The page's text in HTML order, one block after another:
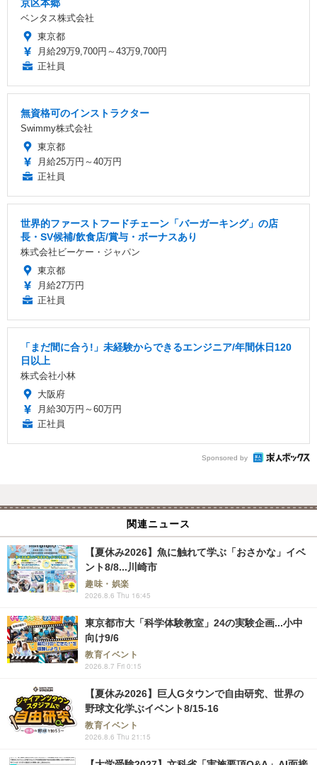
京区本郷
ベンタス株式会社
東京都
月給29万9,700円～43万9,700円
正社員
無資格可のインストラクター
Swimmy株式会社
東京都
月給25万円～40万円
正社員
世界的ファーストフードチェーン「バーガーキング」の店
長・SV候補/飲食店/賞与・ボーナスあり
株式会社ビーケー・ジャパン
東京都
月給27万円
正社員
「まだ間に合う!」未経験からできるエンジニア/年間休日120
日以上
株式会社小林
大阪府
月給30万円～60万円
正社員
Sponsored by
関連ニュース
【夏休み2026】魚に触れて学ぶ「おさかな」イベ
ント8/8...川崎市
趣味・娯楽
2026.8.6 Thu 16:45
東京都市大「科学体験教室」24の実験企画...小中
向け9/6
教育イベント
2026.8.7 Fri 0:15
【夏休み2026】巨人Gタウンで自由研究、世界の
野球文化学ぶイベント8/15-16
教育イベント
2026.8.6 Thu 21:15